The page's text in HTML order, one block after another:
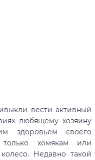
вести активный
любящему хозяину
здоровьем своего
хомякам или
Недавно такой